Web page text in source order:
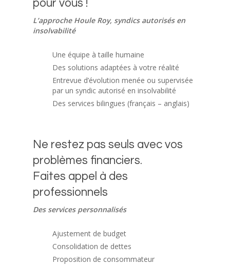
pour vous !
L’approche Houle Roy, syndics autorisés en
insolvabilité
Une équipe à taille humaine
Des solutions adaptées à votre réalité
Entrevue d’évolution menée ou supervisée
par un syndic autorisé en insolvabilité
Des services bilingues (français – anglais)
Ne restez pas seuls avec vos
problèmes financiers.
Faites appel à des
professionnels
Des services personnalisés
Ajustement de budget
Consolidation de dettes
Proposition de consommateur